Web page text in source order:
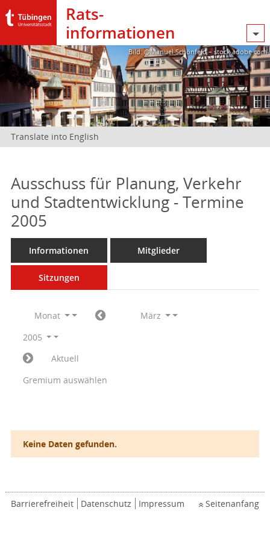
Rats­
informationen
Bild: @Manuel Schönfeld – stock.adobe.com
Translate into English
Ausschuss für Planung, Verkehr
und Stadtentwicklung - Termine
2005
Informationen Mitglieder
Sitzungen
Monat
März
2005
Aktuell
Gremium auswählen
Keine Daten gefunden.
Barrierefreiheit Datenschutz Impressum Seitenanfang